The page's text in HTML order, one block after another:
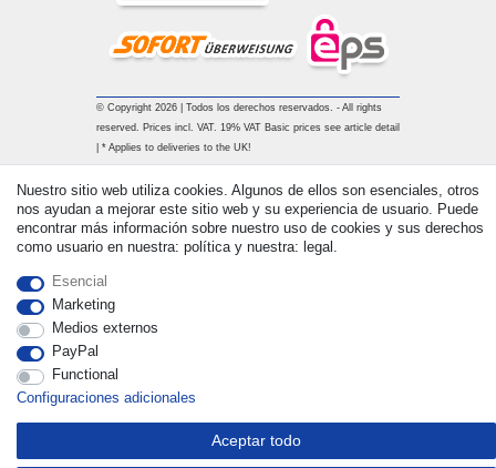
© Copyright 2026 | Todos los derechos reservados. - All rights
reserved. Prices incl. VAT. 19% VAT Basic prices see article detail
| * Applies to deliveries to the UK!
Nuestro sitio web utiliza cookies. Algunos de ellos son esenciales, otros
nos ayudan a mejorar este sitio web y su experiencia de usuario. Puede
encontrar más información sobre nuestro uso de cookies y sus derechos
como usuario en nuestra: política y nuestra: legal.
Esencial
Marketing
Medios externos
PayPal
Functional
Configuraciones adicionales
Aceptar todo
Withdraw from contract here Contacto